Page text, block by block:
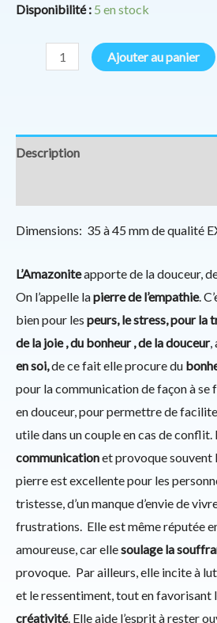
Disponibilité : 5 en stock
Ajouter au panier
Description
Dimensions: 35 à 45 mm de qualité
L’Amazoniteapporte de la douceur,
On l’appelle lapierre de l’empathie.
bien pour les peurs, le stress, pour la
de la joie , du bonheur , de la douceur,
en soi,de ce fait elle procure du
pour la communication de façon à se
en douceur, pour permettre de
utile dans un couple en cas de conflit.
communicationet provoque
pierre est excellente pour les
tristesse, d’un manque d’envie de
frustrations. Elle est même réputée
amoureuse, car ellesoulage la
provoque. Par ailleurs, elle incite à
et le ressentiment, tout en favorisant
créativité. Elle aide l’esprit à rester